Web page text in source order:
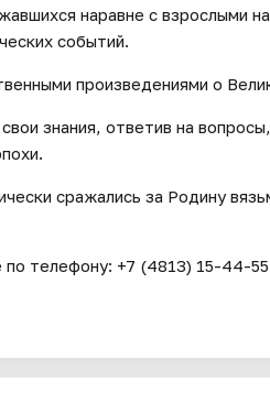
наравне с взрослыми
событий.
произведениями о
знания, ответив на
сражались за Родину
по телефону: +7 (4813) 15-44-